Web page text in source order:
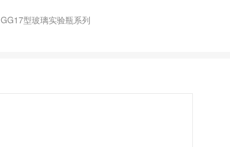
GG17型玻璃实验瓶系列